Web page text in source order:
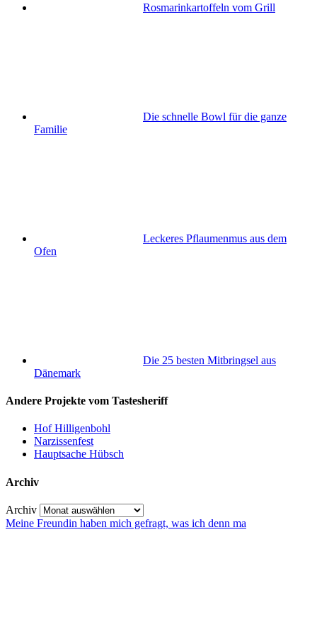
Rosmarinkartoffeln vom Grill
Die schnelle Bowl für die ganze
Familie
Leckeres Pflaumenmus aus dem
Ofen
Die 25 besten Mitbringsel aus
Dänemark
Andere Projekte vom Tastesheriff
Hof Hilligenbohl
Narzissenfest
Hauptsache Hübsch
Archiv
Archiv
Meine Freundin haben mich gefragt, was ich denn ma